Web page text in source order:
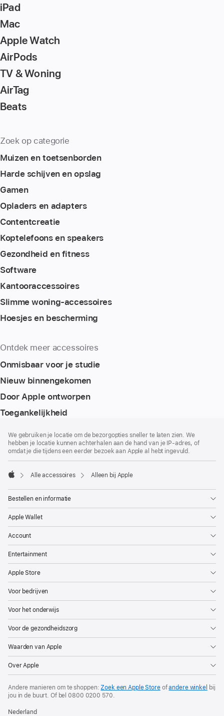
iPad
Mac
Apple Watch
AirPods
TV & Woning
AirTag
Beats
Zoek op categorie
Muizen en toetsenborden
Harde schijven en opslag
Gamen
Opladers en adapters
Content­creatie
Koptelefoons en speakers
Gezondheid en fitness
Software
Kantoor­accessoires
Slimme woning-accessoires
Hoesjes en bescherming
Ontdek meer accessoires
Onmisbaar voor je studie
Nieuw binnengekomen
Door Apple ontworpen
Toegankelijkheid
We gebruiken je locatie om de bezorgopties sneller te laten zien. We
hebben je locatie kunnen achterhalen aan de hand van je IP-adres, of
omdat je die tijdens een eerder bezoek aan Apple al hebt ingevuld.
Alle accessoires Alleen bij Apple
Bestellen en informatie
Apple Wallet
Account
Entertainment
Apple Store
Voor bedrijven
Voor het onderwijs
Voor de gezondheidszorg
Waarden van Apple
Over Apple
Andere manieren om te shoppen:Zoek een Apple Storeofandere winkel bij
jou in de buurt. Of bel0800 0200 570.
Nederland